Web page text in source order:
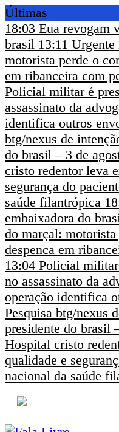
Últimas
18:03 Eua revogam
brasil 13:11 Urgente
motorista perde o
em ribanceira com
Policial militar é
assassinato da
identifica outros
btg/nexus de
do brasil – 3 de
cristo redentor leva
segurança do
saúde filantrópica
embaixadora do
do marçal:
despenca em
13:04 Policial
no assassinato da
operação identifica
Pesquisa btg/nexus
presidente do brasil
Hospital cristo
qualidade e
nacional da saúde